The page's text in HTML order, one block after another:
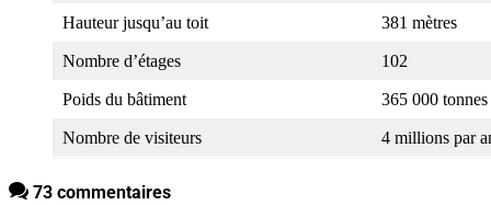
Hauteur jusqu’au toit 381 mètres
Nombre d’étages 102
Poids du bâtiment 365 000 tonnes
Nombre de visiteurs 4 millions par
73 commentaires